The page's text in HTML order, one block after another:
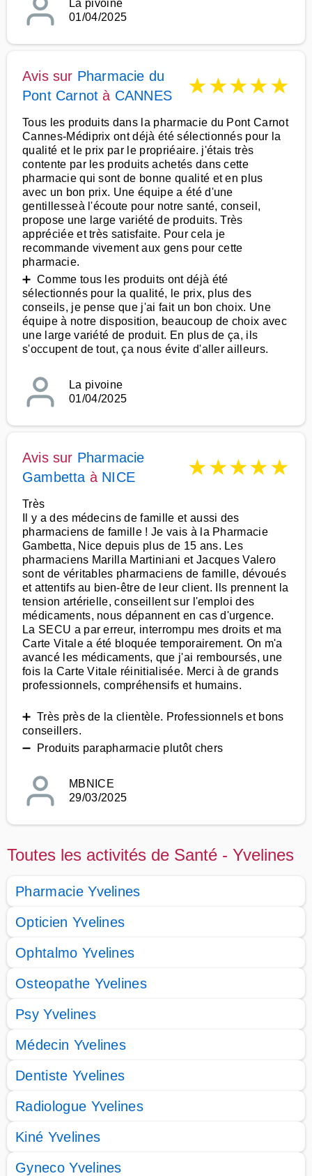
La pivoine
01/04/2025
Avis sur Pharmacie du
Pont Carnot à CANNES ★★★★★
Tous les produits dans la pharmacie du Pont Carnot
Cannes-Médiprix ont déjà été sélectionnés pour la
qualité et le prix par le propriéaire. j'étais très
contente par les produits achetés dans cette
pharmacie qui sont de bonne qualité et en plus
avec un bon prix. Une équipe a été d'une
gentillesseà l'écoute pour notre santé, conseil,
propose une large variété de produits. Très
appréciée et très satisfaite. Pour cela je
recommande vivement aux gens pour cette
pharmacie.
➕ Comme tous les produits ont déjà été
sélectionnés pour la qualité, le prix, plus des
conseils, je pense que j'ai fait un bon choix. Une
équipe à notre disposition, beaucoup de choix avec
une large variété de produit. En plus de ça, ils
s'occupent de tout, ça nous évite d'aller ailleurs.
La pivoine
01/04/2025
Avis sur Pharmacie
Gambetta à NICE ★★★★★
Très
Il y a des médecins de famille et aussi des
pharmaciens de famille ! Je vais à la Pharmacie
Gambetta, Nice depuis plus de 15 ans. Les
pharmaciens Marilla Martiniani et Jacques Valero
sont de véritables pharmaciens de famille, dévoués
et attentifs au bien-être de leur client. Ils prennent la
tension artérielle, conseillent sur l'emploi des
médicaments, nous dépannent en cas d'urgence.
La SECU a par erreur, interrompu mes droits et ma
Carte Vitale a été bloquée temporairement. On m'a
avancé les médicaments, que j'ai remboursés, une
fois la Carte Vitale réinitialisée. Merci à de grands
professionnels, compréhensifs et humains.
➕ Très près de la clientèle. Professionnels et bons
conseillers.
➖ Produits parapharmacie plutôt chers
MBNICE
29/03/2025
Toutes les activités de Santé - Yvelines
Pharmacie Yvelines
Opticien Yvelines
Ophtalmo Yvelines
Osteopathe Yvelines
Psy Yvelines
Médecin Yvelines
Dentiste Yvelines
Radiologue Yvelines
Kiné Yvelines
Gyneco Yvelines